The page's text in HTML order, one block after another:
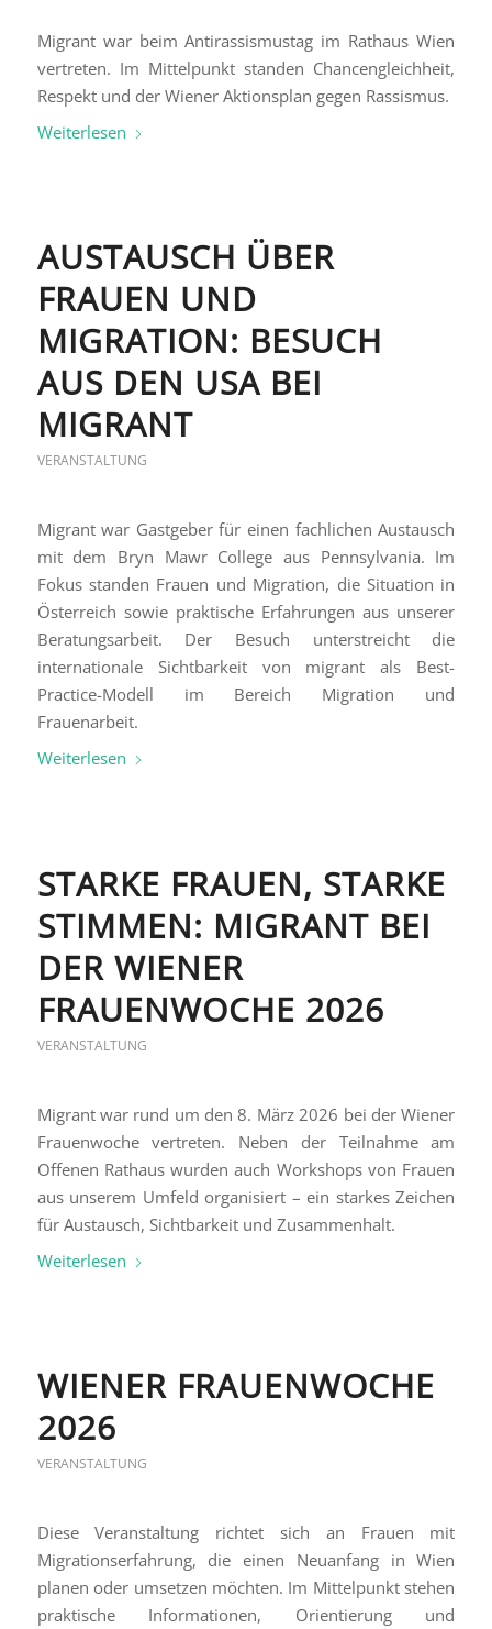
Migrant war beim Antirassismustag im Rathaus Wien
vertreten. Im Mittelpunkt standen Chancengleichheit,
Respekt und der Wiener Aktionsplan gegen Rassismus.
Weiterlesen
AUSTAUSCH ÜBER
FRAUEN UND
MIGRATION: BESUCH
AUS DEN USA BEI
MIGRANT
VERANSTALTUNG
Migrant war Gastgeber für einen fachlichen Austausch
mit dem Bryn Mawr College aus Pennsylvania. Im
Fokus standen Frauen und Migration, die Situation in
Österreich sowie praktische Erfahrungen aus unserer
Beratungsarbeit. Der Besuch unterstreicht die
internationale Sichtbarkeit von migrant als Best-
Practice-Modell im Bereich Migration und
Frauenarbeit.
Weiterlesen
STARKE FRAUEN, STARKE
STIMMEN: MIGRANT BEI
DER WIENER
FRAUENWOCHE 2026
VERANSTALTUNG
Migrant war rund um den 8. März 2026 bei der Wiener
Frauenwoche vertreten. Neben der Teilnahme am
Offenen Rathaus wurden auch Workshops von Frauen
aus unserem Umfeld organisiert – ein starkes Zeichen
für Austausch, Sichtbarkeit und Zusammenhalt.
Weiterlesen
WIENER FRAUENWOCHE
2026
VERANSTALTUNG
Diese Veranstaltung richtet sich an Frauen mit
Migrationserfahrung, die einen Neuanfang in Wien
planen oder umsetzen möchten. Im Mittelpunkt stehen
praktische Informationen, Orientierung und